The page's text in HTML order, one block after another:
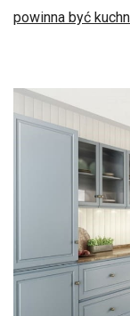
powinna być